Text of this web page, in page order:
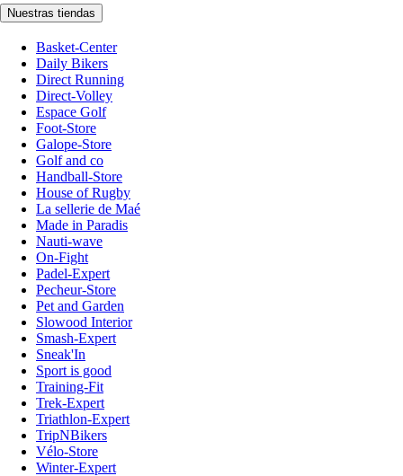
Nuestras tiendas
Basket-Center
Daily Bikers
Direct Running
Direct-Volley
Espace Golf
Foot-Store
Galope-Store
Golf and co
Handball-Store
House of Rugby
La sellerie de Maé
Made in Paradis
Nauti-wave
On-Fight
Padel-Expert
Pecheur-Store
Pet and Garden
Slowood Interior
Smash-Expert
Sneak'In
Sport is good
Training-Fit
Trek-Expert
Triathlon-Expert
TripNBikers
Vélo-Store
Winter-Expert